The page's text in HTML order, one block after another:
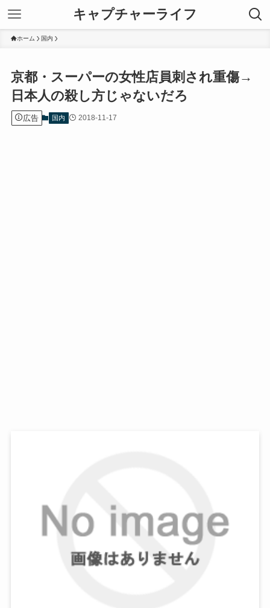
キャプチャーライフ
ホーム 国内
京都・スーパーの女性店員刺され重傷→
日本人の殺し方じゃないだろ
広告 国内 2018-11-17